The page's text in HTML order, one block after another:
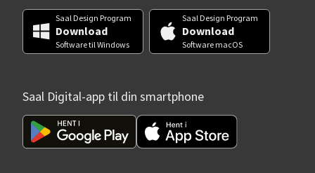
Saal Design Program
Download
Software til Windows
Saal Design Program
Download
Software macOS
Saal Digital-app til din smartphone